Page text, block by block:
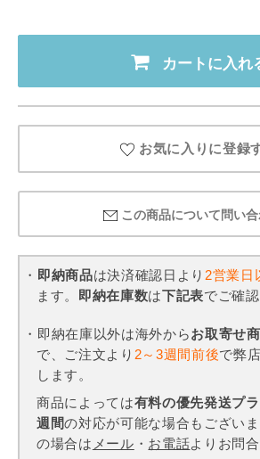
カートに入れ
お気に入りに登録
この商品について問い
・ 即納商品は決済確認日より2営業日
ます。 即納在庫数は下記表でご確認
・即納在庫以外は海外からお取寄せ
で、ご注文より 2～3週間前後で弊
します。
商品によっては有料の優先発送プ
週間の対応が可能な場合もござい
の場合は メール ・ お電話よりお問